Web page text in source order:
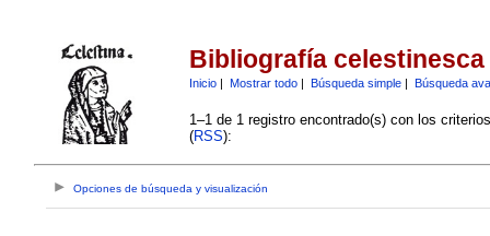
Bibliografía celestinesca
Inicio| Mostrar todo| Búsqueda simple| Búsqueda
1–1 de 1 registro encontrado(s) con los
(RSS):
Opciones de búsqueda y visualización